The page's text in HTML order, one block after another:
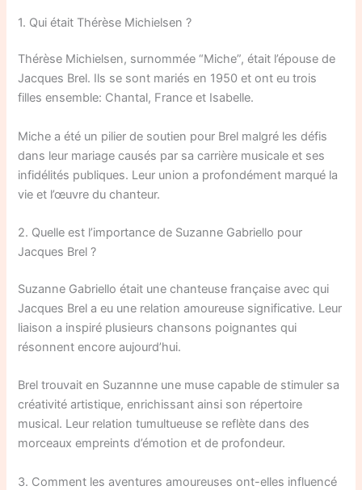
1. Qui était Thérèse Michielsen ?
Thérèse Michielsen, surnommée “Miche”, était l’épouse de
Jacques Brel. Ils se sont mariés en 1950 et ont eu trois
filles ensemble: Chantal, France et Isabelle.
Miche a été un pilier de soutien pour Brel malgré les défis
dans leur mariage causés par sa carrière musicale et ses
infidélités publiques. Leur union a profondément marqué la
vie et l’œuvre du chanteur.
2. Quelle est l’importance de Suzanne Gabriello pour
Jacques Brel ?
Suzanne Gabriello était une chanteuse française avec qui
Jacques Brel a eu une relation amoureuse significative. Leur
liaison a inspiré plusieurs chansons poignantes qui
résonnent encore aujourd’hui.
Brel trouvait en Suzannne une muse capable de stimuler sa
créativité artistique, enrichissant ainsi son répertoire
musical. Leur relation tumultueuse se reflète dans des
morceaux empreints d’émotion et de profondeur.
3. Comment les aventures amoureuses ont-elles influencé